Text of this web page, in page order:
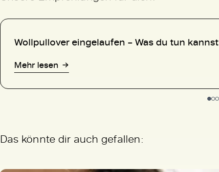
Wollpullover eingelaufen – Was du tun kannst
Mehr lesen
Das könnte dir auch gefallen: